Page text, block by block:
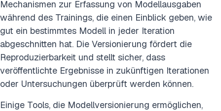
Mechanismen zur Erfassung von Modellausgaben
während des Trainings, die einen Einblick geben, wie
gut ein bestimmtes Modell in jeder Iteration
abgeschnitten hat. Die Versionierung fördert die
Reproduzierbarkeit und stellt sicher, dass
veröffentlichte Ergebnisse in zukünftigen Iterationen
oder Untersuchungen überprüft werden können.
Einige Tools, die Modellversionierung ermöglichen,